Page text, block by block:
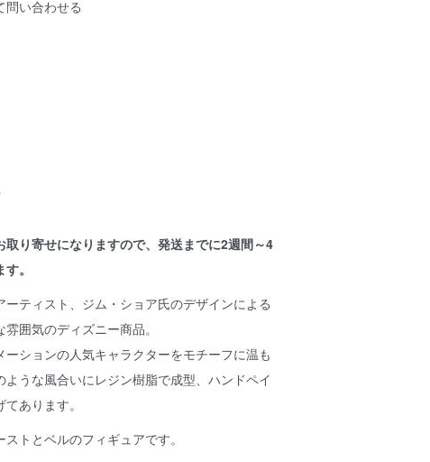
問い合わせる
取り寄せになりますので、発送までに2週間～4
。
ーティスト、ジム・ショア氏のデザインによる
囲気のディズニー商品。
ーションの人気キャラクターをモチーフに温も
ような風合いにレジン樹脂で成型、ハンドペイ
あります。
トとベルのフィギュアです。